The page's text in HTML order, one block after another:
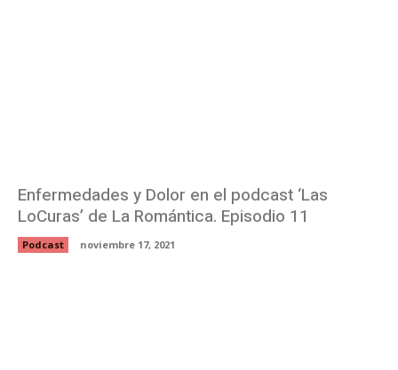
Enfermedades y Dolor en el podcast ‘Las
LoCuras’ de La Romántica. Episodio 11
Podcast noviembre 17, 2021